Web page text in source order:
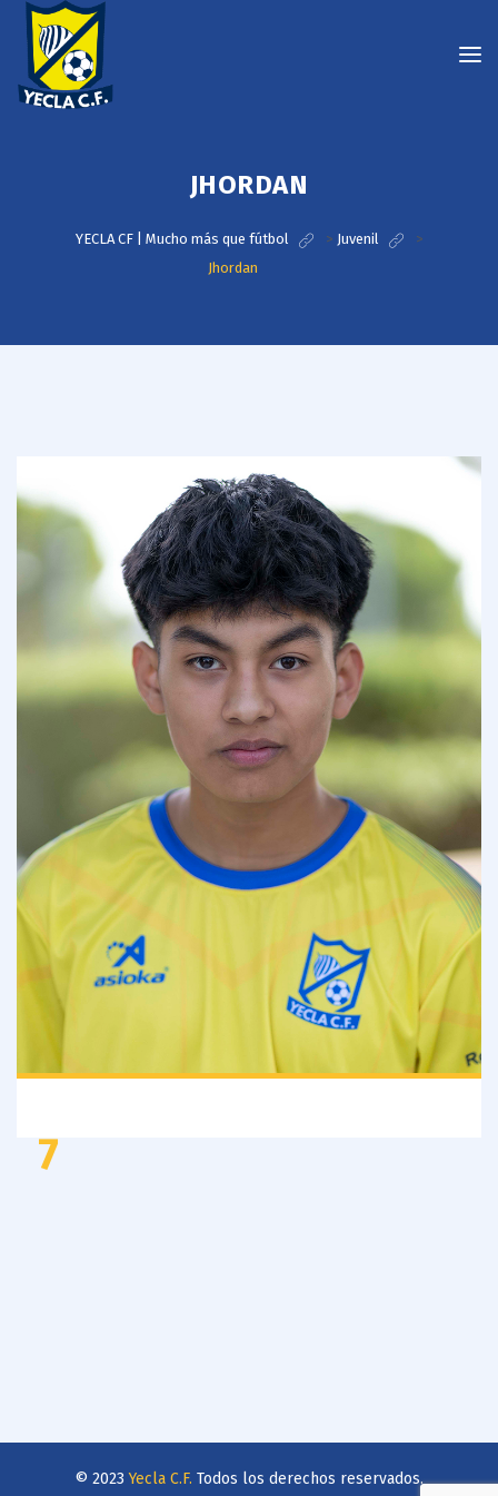
JHORDAN
YECLA CF | Mucho más que fútbol > Juvenil
>
Jhordan
7
© 2023Yecla C.F. Todos los derechos reservados.